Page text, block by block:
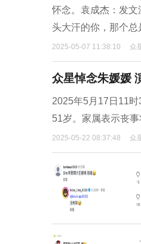
怀念。袁成杰：发
头大汗的你，那个
2025-05-07 11:38:10 众
众星悼念朱媛媛
2025年5月17日11
51岁。家属表示丧
2025-05-22 08:37:48 众